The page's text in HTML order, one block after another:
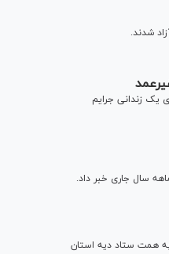
مبلغ ۵۰ میلیون تومان را برای آزادی یک زندانی جرایم
جرایم غیر عمد استان مرکزی به همت ستاد دیه استان